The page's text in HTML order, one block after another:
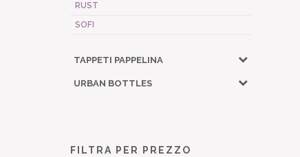
RUST
SOFI
TAPPETI PAPPELINA
URBAN BOTTLES
FILTRA PER PREZZO